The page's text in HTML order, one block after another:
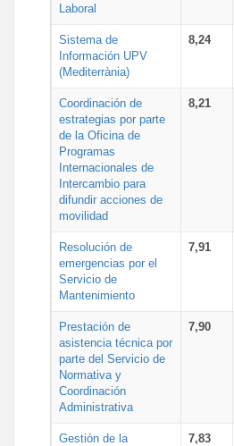
Laboral
Sistema de
Información UPV
(Mediterrània)
8,24
Coordinación de
estrategias por parte
de la Oficina de
Programas
Internacionales de
Intercambio para
difundir acciones de
movilidad
8,21
Resolución de
emergencias por el
Servicio de
Mantenimiento
7,91
Prestación de
asistencia técnica por
parte del Servicio de
Normativa y
Coordinación
Administrativa
7,90
Gestión de la
7,83